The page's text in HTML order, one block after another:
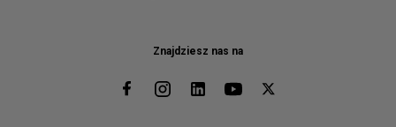
Znajdziesz nas na